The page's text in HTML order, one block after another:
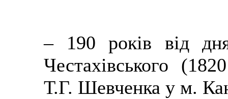
– 190 років від
Честахівського
Т.Г. Шевченка у м.